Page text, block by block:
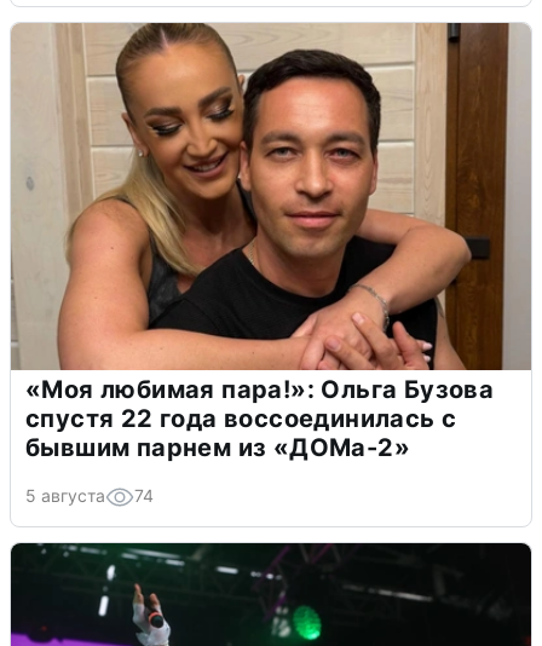
«Моя любимая пара!»: Ольга Бузова
спустя 22 года воссоединилась с
бывшим парнем из «ДОМа-2»
5 августа 74